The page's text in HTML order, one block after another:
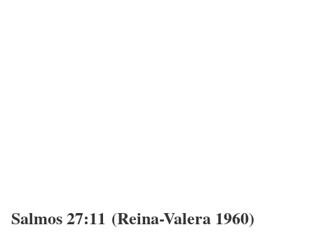
Salmos 27:11 (Reina-Valera 1960)